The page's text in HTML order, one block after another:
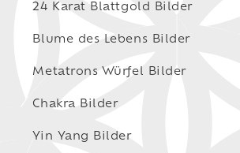
24 Karat Blattgold Bilder
Blume des Lebens Bilder
Metatrons Würfel Bilder
Chakra Bilder
Yin Yang Bilder